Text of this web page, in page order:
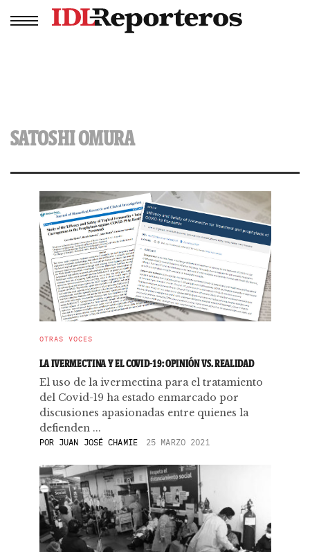
SATOSHI OMURA
OTRAS VOCES
LA IVERMECTINA Y EL COVID-19: OPINIÓN VS. REALIDAD
El uso de la ivermectina para el tratamiento
del Covid-19 ha estado enmarcado por
discusiones apasionadas entre quienes la
defienden ...
PORJUAN JOSÉ CHAMIE 25 MARZO 2021